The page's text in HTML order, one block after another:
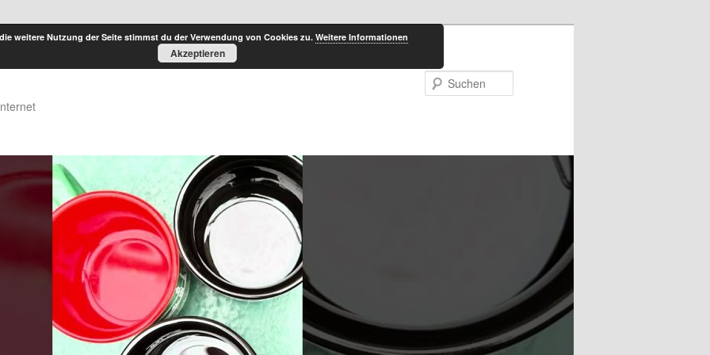
weitere Nutzung der Seite stimmst du der Verwendung von Cookies zu. Weitere Informationen
Akzeptieren